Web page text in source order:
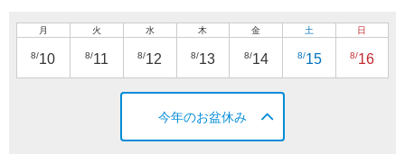
月
8/10
火
8/11
水
8/12
木
8/13
金
8/14
土
8/15
日
8/16
今年のお盆休み